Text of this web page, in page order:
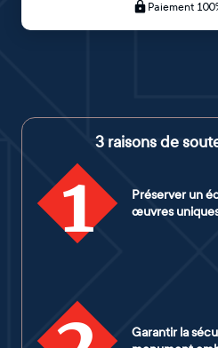
Paiement
3 raisons de
1
Préserver un
œuvres
Garantir la